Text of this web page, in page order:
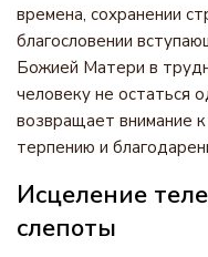
времена, сохранении
благословении
Божией Матери в
человеку не остаться
возвращает внимание
терпению и
Исцеление
слепоты